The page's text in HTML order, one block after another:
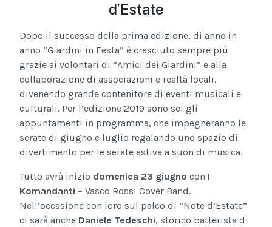
d’Estate
Dopo il successo della prima edizione, di anno in
anno “Giardini in Festa” è cresciuto sempre più
grazie ai volontari di “Amici dei Giardini” e alla
collaborazione di associazioni e realtà locali,
divenendo grande contenitore di eventi musicali e
culturali. Per l’edizione 2019 sono sei gli
appuntamenti in programma, che impegneranno le
serate di giugno e luglio regalando uno spazio di
divertimento per le serate estive a suon di musica.
Tutto avrà inizio domenica 23 giugno con I
Komandanti – Vasco Rossi Cover Band.
Nell’occasione con loro sul palco di “Note d’Estate”
ci sarà anche Daniele Tedeschi, storico batterista di